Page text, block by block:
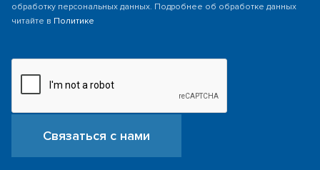
обработку персональных данных. Подробнее об обработке данных
читайте в Политике
Связаться с нами